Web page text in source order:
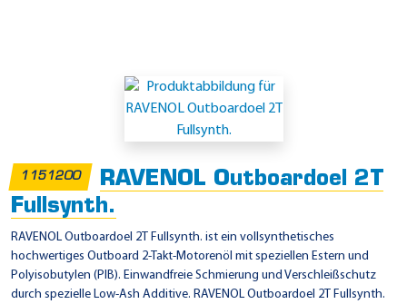
s
a
t
z
g
e
1151200
RAVENOL Outboardoel 2T
Fullsynth.
RAVENOL Outboardoel 2T Fullsynth. ist ein vollsynthetisches
hochwertiges Outboard 2-Takt-Motorenöl mit speziellen Estern und
Polyisobutylen (PIB). Einwandfreie Schmierung und Verschleißschutz
durch spezielle Low-Ash Additive. RAVENOL Outboardoel 2T Fullsynth.